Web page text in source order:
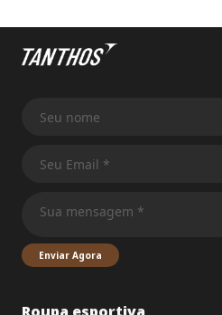
Enviar Agora